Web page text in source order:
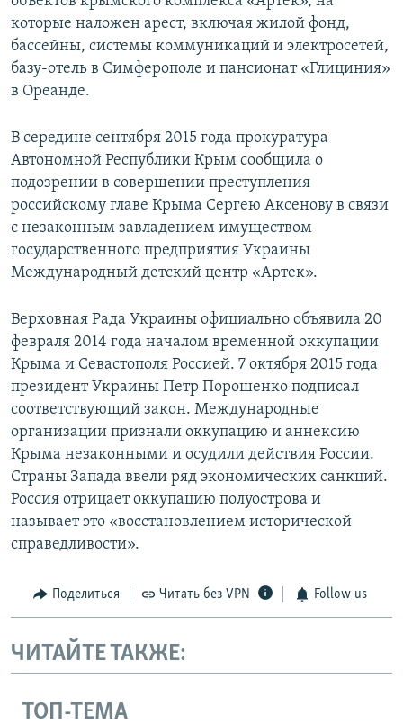
которые наложен арест, включая жилой фонд,
бассейны, системы коммуникаций и электросетей,
базу-отель в Симферополе и пансионат «Глициния»
в Ореанде.
В середине сентября 2015 года прокуратура
Автономной Республики Крым сообщила о
подозрении в совершении преступления
российскому главе Крыма Сергею Аксенову в связи
с незаконным завладением имуществом
государственного предприятия Украины
Международный детский центр «Артек».
Верховная Рада Украины официально объявила 20
февраля 2014 года началом временной оккупации
Крыма и Севастополя Россией. 7 октября 2015 года
президент Украины Петр Порошенко подписал
соответствующий закон. Международные
организации признали оккупацию и аннексию
Крыма незаконными и осудили действия России.
Страны Запада ввели ряд экономических санкций.
Россия отрицает оккупацию полуострова и
называет это «восстановлением исторической
справедливости».
Поделиться Читать без VPN Follow us
ЧИТАЙТЕ ТАКЖЕ:
ТОП-ТЕМА